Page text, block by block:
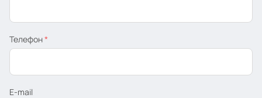
Телефон*
E-mail